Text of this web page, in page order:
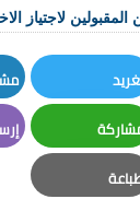
لاجتياز الاختبارات
Twitter
Whatsapp